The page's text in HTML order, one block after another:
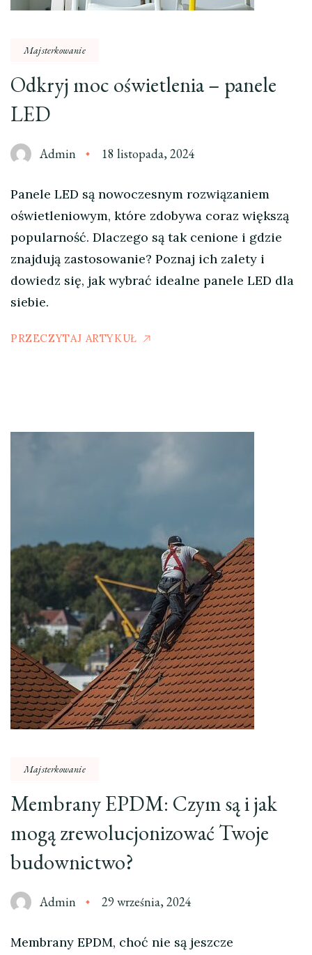
Majsterkowanie
Odkryj moc oświetlenia – panele
LED
Admin 18 listopada, 2024
Panele LED są nowoczesnym rozwiązaniem
oświetleniowym, które zdobywa coraz większą
popularność. Dlaczego są tak cenione i gdzie
znajdują zastosowanie? Poznaj ich zalety i
dowiedz się, jak wybrać idealne panele LED dla
siebie.
PRZECZYTAJ ARTYKUŁ
Majsterkowanie
Membrany EPDM: Czym są i jak
mogą zrewolucjonizować Twoje
budownictwo?
Admin 29 września, 2024
Membrany EPDM, choć nie są jeszcze